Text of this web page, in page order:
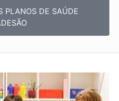
PLANOS DE SAÚDE